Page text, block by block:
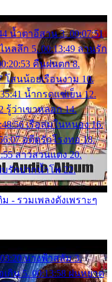
น้ำตาอีสาน 3. 00:07:51
หลลึก 5. 00:13:49 ลานรัก
คืนฝนตก 8.
โสนน้อยเรือนงาม 10.
น้ำกรดแช่เย็น 12.
รู้ว่าเขาหลอก 14.
เรือล่มในหนอง 16.
อดีตรักโรงทอ 18.
สาวสวนแตง 20.
บรักปากน้ำโพ 22.
รวมเพลงดังเพราะๆ
นางฟ้าสลัม 3.
เกิน 5. 00:13:58 ฝนหยาด